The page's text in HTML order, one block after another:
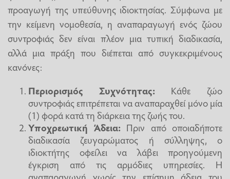
προαγωγή της υπεύθυνης ιδιοκτησίας. Σύμφωνα με
την κείμενη νομοθεσία, η αναπαραγωγή ενός ζώου
συντροφιάς δεν είναι πλέον μια τυπική διαδικασία,
αλλά μια πράξη που διέπεται από συγκεκριμένους
κανόνες:
Περιορισμός Συχνότητας: Κάθε ζώο
συντροφιάς επιτρέπεται να αναπαραχθεί μόνο μία
(1) φορά κατά τη διάρκεια της ζωής του.
Υποχρεωτική Άδεια: Πριν από οποιαδήποτε
διαδικασία ζευγαρώματος ή σύλληψης, ο
ιδιοκτήτης οφείλει να λάβει προηγούμενη
έγκριση από τις αρμόδιες υπηρεσίες. Η
αναπαραγωγή χωρίς την επίσημη άδεια του